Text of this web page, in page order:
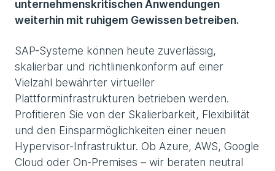
unternehmenskritischen Anwendungen
weiterhin mit ruhigem Gewissen betreiben.
SAP-Systeme können heute zuverlässig,
skalierbar und richtlinienkonform auf einer
Vielzahl bewährter virtueller
Plattforminfrastrukturen betrieben werden.
Profitieren Sie von der Skalierbarkeit, Flexibilität
und den Einsparmöglichkeiten einer neuen
Hypervisor-Infrastruktur. Ob Azure, AWS, Google
Cloud oder On-Premises – wir beraten neutral